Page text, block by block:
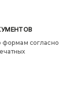
формам согласно